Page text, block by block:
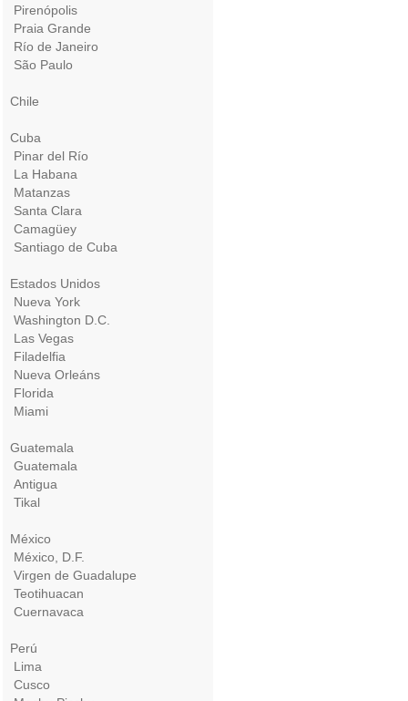
Pirenópolis
Praia Grande
Río de Janeiro
São Paulo
Chile
Cuba
Pinar del Río
La Habana
Matanzas
Santa Clara
Camagüey
Santiago de Cuba
Estados Unidos
Nueva York
Washington D.C.
Las Vegas
Filadelfia
Nueva Orleáns
Florida
Miami
Guatemala
Guatemala
Antigua
Tikal
México
México, D.F.
Virgen de Guadalupe
Teotihuacan
Cuernavaca
Perú
Lima
Cusco